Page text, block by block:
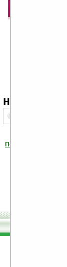
навигация:
Помогите Ладошкам